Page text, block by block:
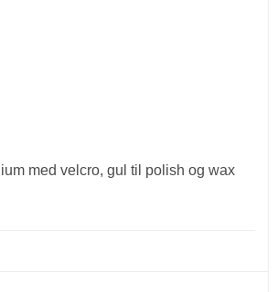
med velcro, gul til polish og wax